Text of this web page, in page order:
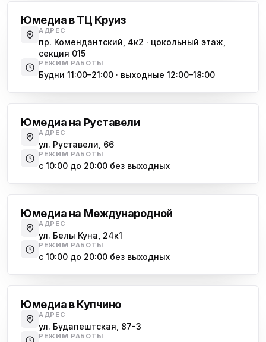
Юмедиа в ТЦ Круиз
АДРЕС
пр. Комендантский, 4к2 · цокольный этаж,
секция 015
РЕЖИМ РАБОТЫ
Будни 11:00–21:00 · выходные 12:00–18:00
Юмедиа на Руставели
АДРЕС
ул. Руставели, 66
РЕЖИМ РАБОТЫ
с 10:00 до 20:00 без выходных
Юмедиа на Международной
АДРЕС
ул. Белы Куна, 24к1
РЕЖИМ РАБОТЫ
с 10:00 до 20:00 без выходных
Юмедиа в Купчино
АДРЕС
ул. Будапештская, 87-3
РЕЖИМ РАБОТЫ